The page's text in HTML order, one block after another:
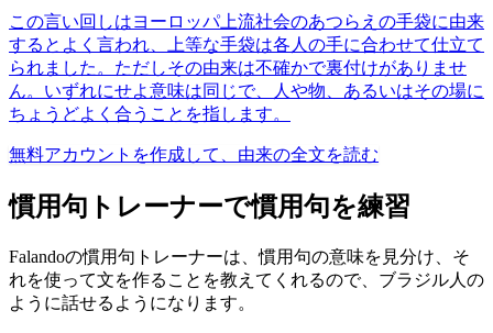
この言い回しはヨーロッパ上流社会のあつらえの手袋に由来
するとよく言われ、上等な手袋は各人の手に合わせて仕立て
られました。ただしその由来は不確かで裏付けがありませ
ん。いずれにせよ意味は同じで、人や物、あるいはその場に
ちょうどよく合うことを指します。
無料アカウントを作成して、由来の全文を読む
慣用句トレーナーで慣用句を練習
Falandoの慣用句トレーナーは、慣用句の意味を見分け、そ
れを使って文を作ることを教えてくれるので、ブラジル人の
ように話せるようになります。